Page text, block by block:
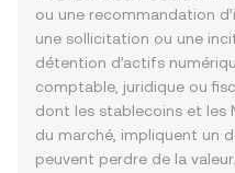
ou une recommandation
une sollicitation ou une
détention d’actifs
comptable, juridique ou
dont les stablecoins et les
du marché, impliquent un
peuvent perdre de la